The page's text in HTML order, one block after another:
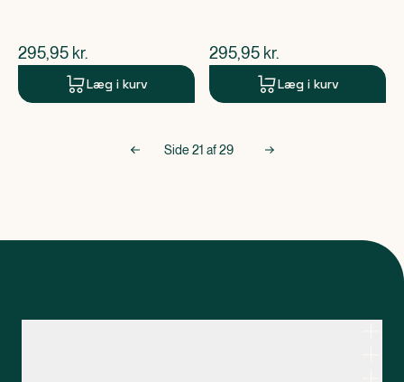
$nuværende pris
295,95 kr.
Læg i kurv
$nuværende pris
295,95 kr.
Læg i kurv
Side21 af29